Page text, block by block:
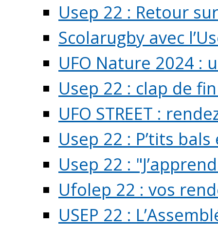
Usep 22 : Retour
Scolarugby avec
UFO Nature 2024 :
Usep 22 : clap de
UFO STREET :
Usep 22 : P’tits
Usep 22 :
Ufolep 22 : vos
USEP 22 :